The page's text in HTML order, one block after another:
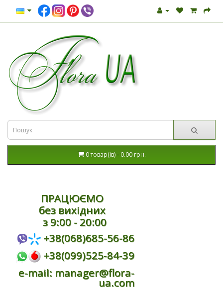
0 товар(ів) - 0.00 грн.
ПРАЦЮЄМО
без вихідних
з 9:00 - 20:00
+38(068)685-56-86
+38(099)525-84-39
e-mail: manager@flora-
ua.com